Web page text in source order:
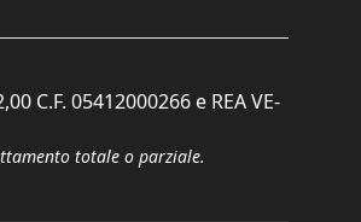
C.F. 05412000266 e REA VE-
totale o parziale.